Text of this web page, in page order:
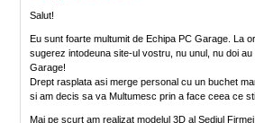
Salut!
Eu sunt foarte multumit de Echipa PC Garage. La
sugerez intodeuna site-ul vostru, nu unul, nu doi
Garage!
Drept rasplata asi merge personal cu un buchet
si am decis sa va Multumesc prin a face ceea ce
Mai pe scurt am realizat modelul 3D al Sediul